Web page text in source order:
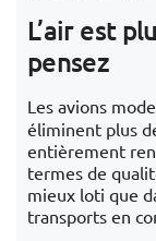
L’air est
pensez
Les avions
éliminent plus
entièrement
termes de
mieux loti que
transports en